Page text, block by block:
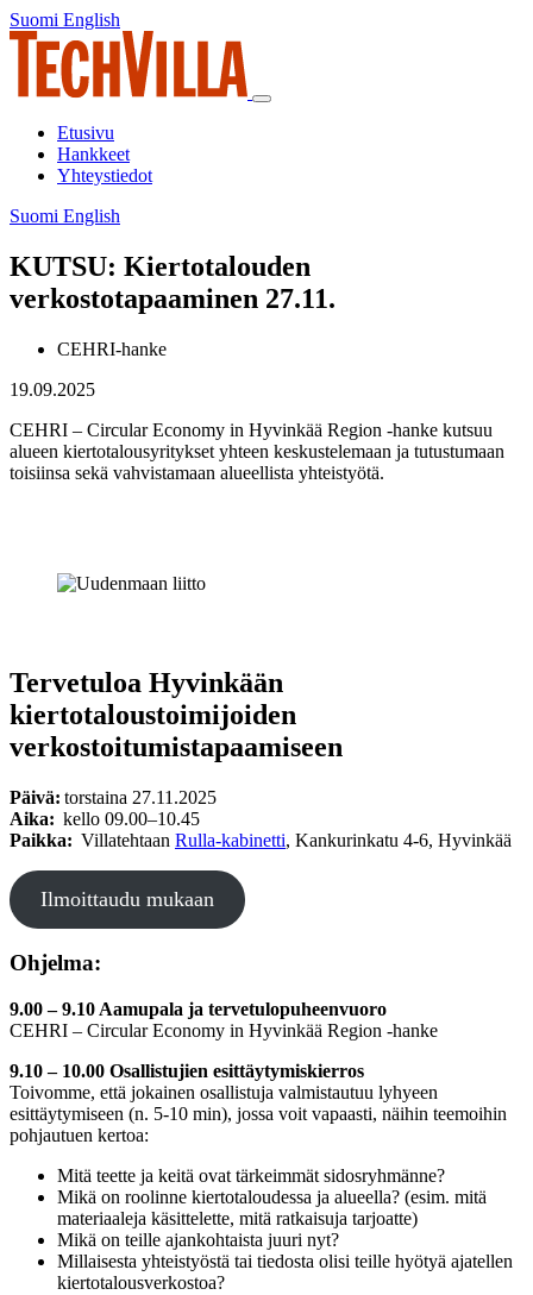
Siirry
sisältöön
Suomi Suomi
English
Päävalikko
Etusivu
Hankkeet
Yhteystiedot
Suomi Suomi
English
KUTSU: Kiertotalouden
verkostotapaaminen 27.11.
CEHRI-hanke
19.09.2025
CEHRI – Circular Economy in Hyvinkää Region -hanke kutsuu
alueen kiertotalousyritykset yhteen keskustelemaan ja tutustumaan
toisiinsa sekä vahvistamaan alueellista yhteistyötä.
Tervetuloa Hyvinkään
kiertotaloustoimijoiden
verkostoitumistapaamiseen
Päivä: torstaina 27.11.2025
Aika: kello 09.00–10.45
Paikka: Villatehtaan Rulla-kabinetti, Kankurinkatu 4-6, Hyvinkää
Ilmoittaudu mukaan
Ohjelma:
9.00 – 9.10 Aamupala ja tervetulopuheenvuoro
CEHRI – Circular Economy in Hyvinkää Region -hanke
9.10 – 10.00 Osallistujien esittäytymiskierros
Toivomme, että jokainen osallistuja valmistautuu lyhyeen
esittäytymiseen (n. 5-10 min), jossa voit vapaasti, näihin teemoihin
pohjautuen kertoa:
Mitä teette ja keitä ovat tärkeimmät sidosryhmänne?
Mikä on roolinne kiertotaloudessa ja alueella? (esim. mitä
materiaaleja käsittelette, mitä ratkaisuja tarjoatte)
Mikä on teille ajankohtaista juuri nyt?
Millaisesta yhteistyöstä tai tiedosta olisi teille hyötyä ajatellen
kiertotalousverkostoa?